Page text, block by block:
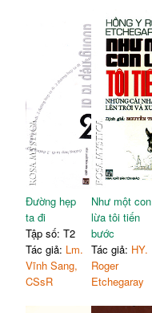
Đường hẹp
ta đi
Tập số: T2
Tác giả: Lm.
Vĩnh Sang,
CSsR
Như một con
lừa tôi tiến
bước
Tác giả: HY.
Roger
Etchegaray